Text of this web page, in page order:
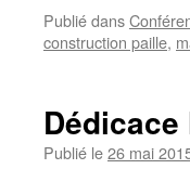
Publié dans
construction paille,
Publié le26 mai